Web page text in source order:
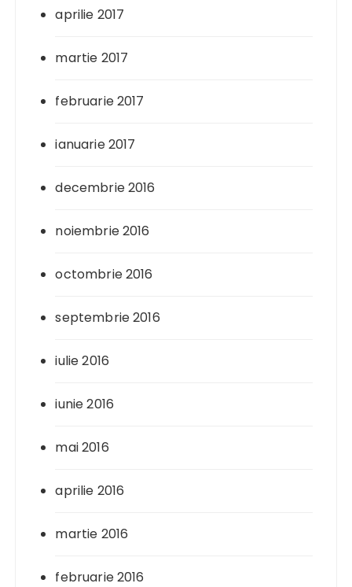
aprilie 2017
martie 2017
februarie 2017
ianuarie 2017
decembrie 2016
noiembrie 2016
octombrie 2016
septembrie 2016
iulie 2016
iunie 2016
mai 2016
aprilie 2016
martie 2016
februarie 2016